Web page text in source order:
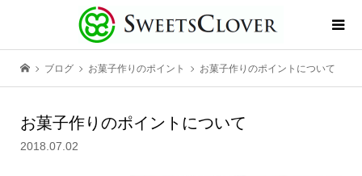
ブログ お菓子作りのポイント お菓子作りのポイントについて
お菓子作りのポイントについて
2018.07.02